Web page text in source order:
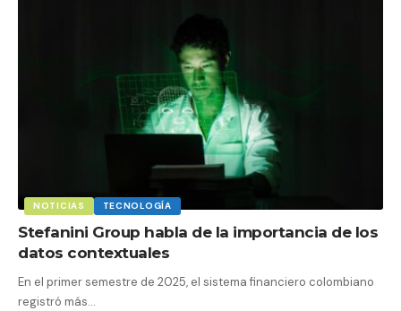
NOTICIAS TECNOLOGÍA
Stefanini Group habla de la importancia de los
datos contextuales
En el primer semestre de 2025, el sistema financiero colombiano
registró más…